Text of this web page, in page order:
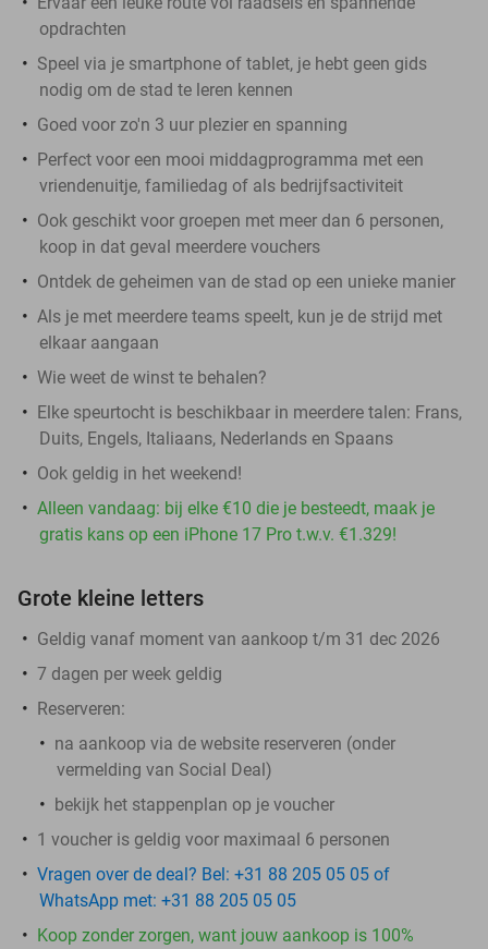
opdrachten
Speel via je smartphone of tablet, je hebt geen gids
nodig om de stad te leren kennen
Goed voor zo'n 3 uur plezier en spanning
Perfect voor een mooi middagprogramma met een
vriendenuitje, familiedag of als bedrijfsactiviteit
Ook geschikt voor groepen met meer dan 6 personen,
koop in dat geval meerdere vouchers
Ontdek de geheimen van de stad op een unieke manier
Als je met meerdere teams speelt, kun je de strijd met
elkaar aangaan
Wie weet de winst te behalen?
Elke speurtocht is beschikbaar in meerdere talen: Frans,
Duits, Engels, Italiaans, Nederlands en Spaans
Ook geldig in het weekend!
Alleen vandaag: bij elke €10 die je besteedt, maak je
gratis kans op een iPhone 17 Pro t.w.v. €1.329!
Grote kleine letters
Geldig vanaf moment van aankoop t/m 31 dec 2026
7 dagen per week geldig
Reserveren:
​na aankoop via de website reserveren (onder
vermelding van Social Deal)
bekijk het stappenplan op je voucher
1 voucher is geldig voor maximaal 6 personen
Vragen over de deal? Bel: +31 88 205 05 05 of
WhatsApp met: +31 88 205 05 05
Koop zonder zorgen, want jouw aankoop is 100%